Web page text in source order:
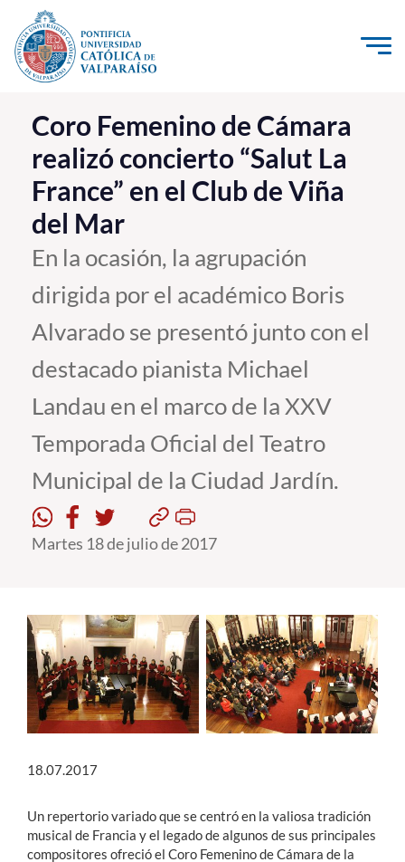
Click acá para ir directamente al contenido
La Universidad
Investigación, Creación e Innovación
PUCV Internacional
Vinculación con el Medio
Admisión
Pregrado
Postgrado
Formación Continua
Estudiantes
Académicos
Funcionarios
English
Coro Femenino de Cámara
realizó concierto “Salut La
France” en el Club de Viña
del Mar
En la ocasión, la agrupación
dirigida por el académico Boris
Alvarado se presentó junto con el
destacado pianista Michael
Landau en el marco de la XXV
Temporada Oficial del Teatro
Municipal de la Ciudad Jardín.
Martes 18 de julio de 2017
18.07.2017
Un repertorio variado que se centró en la valiosa tradición
musical de Francia y el legado de algunos de sus principales
compositores ofreció el Coro Femenino de Cámara de la